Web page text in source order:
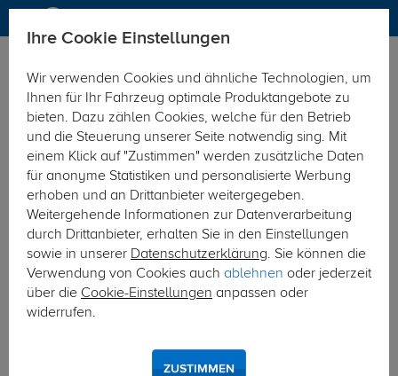
MODELÜBERSICHT
PKW-Kupplungskonfigurator
Umgebung und ermöglicht ein unbeschwertes
1
Hersteller
2
Modell
3
Anhängerkupplung für den Mazda 5
Ihre Cookie Einstellungen
Wir verwenden Cookies und ähnliche Technologien, um
Ihnen für Ihr Fahrzeug optimale Produktangebote zu
bieten. Dazu zählen Cookies, welche für den Betrieb
und die Steuerung unserer Seite notwendig sing. Mit
einem Klick auf "Zustimmen" werden zusätzliche Daten
für anonyme Statistiken und personalisierte Werbung
erhoben und an Drittanbieter weitergegeben.
Weitergehende Informationen zur Datenverarbeitung
durch Drittanbieter, erhalten Sie in den Einstellungen
sowie in unserer Datenschutzerklärung. Sie können die
Verwendung von Cookies auch ablehnen oder jederzeit
über die Cookie-Einstellungen anpassen oder
widerrufen.
ZUSTIMMEN